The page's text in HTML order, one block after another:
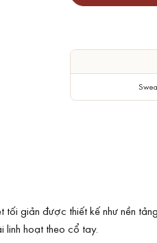
giản được thiết kế như nền
linh hoạt theo cổ tay.